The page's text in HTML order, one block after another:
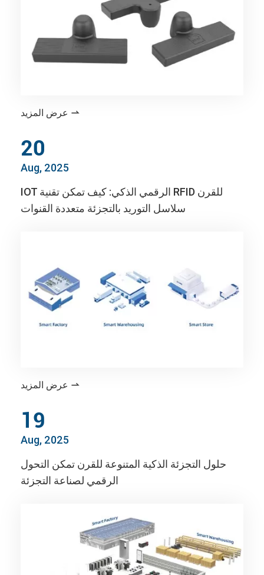

20
Aug, 2025
IOT الرقمي الذكي: كيف تمكن تقنية RFID للقرن
سلاسل التوريد بالتجزئة متعددة القنوات

19
Aug, 2025
حلول التجزئة الذكية المتنوعة للقرن تمكن التحول
الرقمي لصناعة التجزئة